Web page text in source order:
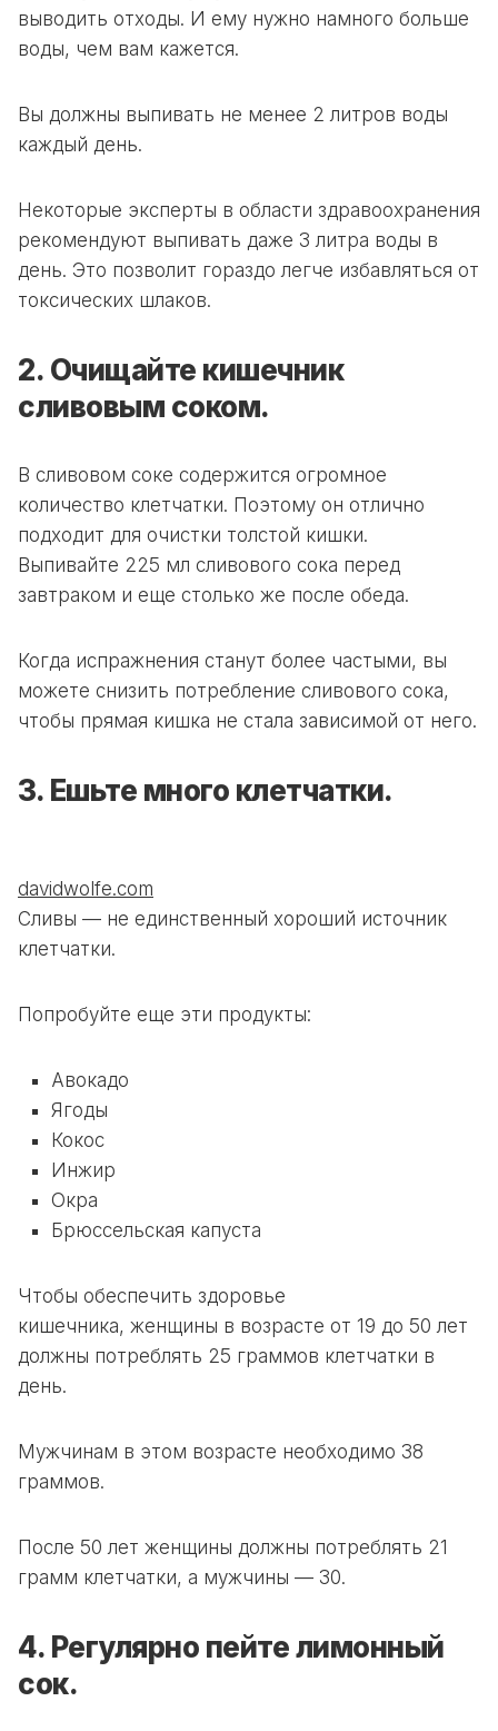
выводить отходы. И ему нужно намного больше
воды, чем вам кажется.
Вы должны выпивать не менее 2 литров воды
каждый день.
Некоторые эксперты в области здравоохранения
рекомендуют выпивать даже 3 литра воды в
день. Это позволит гораздо легче избавляться от
токсических шлаков.
2. Очищайте кишечник
сливовым соком.
В сливовом соке содержится огромное
количество клетчатки. Поэтому он отлично
подходит для очистки толстой кишки.
Выпивайте 225 мл сливового сока перед
завтраком и еще столько же после обеда.
Когда испражнения станут более частыми, вы
можете снизить потребление сливового сока,
чтобы прямая кишка не стала зависимой от него.
3. Ешьте много клетчатки.
davidwolfe.com
Сливы — не единственный хороший источник
клетчатки.
Попробуйте еще эти продукты:
Авокадо
Ягоды
Кокос
Инжир
Окра
Брюссельская капуста
Чтобы обеспечить здоровье
кишечника, женщины в возрасте от 19 до 50 лет
должны потреблять 25 граммов клетчатки в
день.
Мужчинам в этом возрасте необходимо 38
граммов.
После 50 лет женщины должны потреблять 21
грамм клетчатки, а мужчины — 30.
4. Регулярно пейте лимонный
сок.